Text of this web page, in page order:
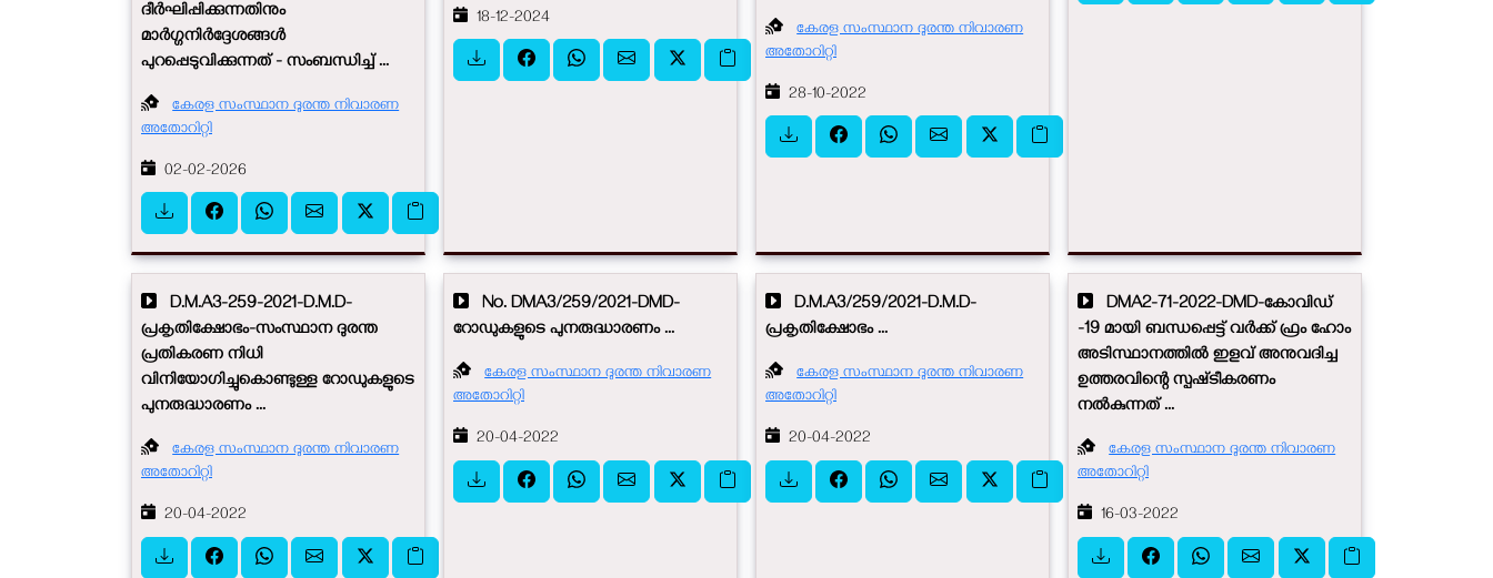
ദീർഘിപ്പിക്കുന്നതിനും
മാർഗ്ഗനിർദ്ദേശങ്ങൾ
പുറപ്പെടുവിക്കുന്നത് - സംബന്ധിച്ച് ...
കേരള സംസ്ഥാന ദുരന്ത നിവാരണ
അതോറിറ്റി
02-02-2026
18-12-2024
കേരള സംസ്ഥാന ദുരന്ത നിവാരണ
അതോറിറ്റി
28-10-2022
D.M.A3-259-2021-D.M.D-
പ്രകൃതിക്ഷോഭം-സംസ്ഥാന ദുരന്ത
പ്രതികരണ നിധി
വിനിയോഗിച്ചുകൊണ്ടുള്ള റോഡുകളുടെ
പുനരുദ്ധാരണം ...
കേരള സംസ്ഥാന ദുരന്ത നിവാരണ
അതോറിറ്റി
20-04-2022
No. DMA3/259/2021-DMD-
റോഡുകളുടെ പുനരുദ്ധാരണം ...
കേരള സംസ്ഥാന ദുരന്ത നിവാരണ
അതോറിറ്റി
20-04-2022
D.M.A3/259/2021-D.M.D-
പ്രകൃതിക്ഷോഭം ...
കേരള സംസ്ഥാന ദുരന്ത നിവാരണ
അതോറിറ്റി
20-04-2022
DMA2-71-2022-DMD-കോവിഡ്
-19 മായി ബന്ധപ്പെട്ട് വർക്ക് ഫ്രം ഹോം
അടിസ്ഥാനത്തിൽ ഇളവ് അനുവദിച്ച
ഉത്തരവിന്റെ സ്പഷ്‌ടീകരണം
നൽകുന്നത് ...
കേരള സംസ്ഥാന ദുരന്ത നിവാരണ
അതോറിറ്റി
16-03-2022